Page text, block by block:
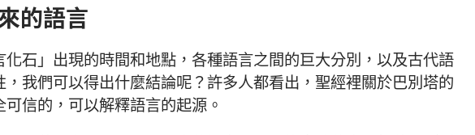
的語言
化石」出現的時間和地點，各種語言之間的巨大分別，以及古代語
，我們可以得出什麼結論呢？許多人都看出，聖經裡關於巴別塔的
信的，可以解釋語言的起源。